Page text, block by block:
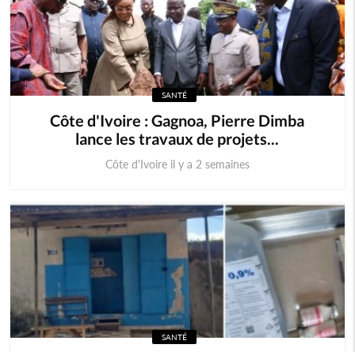
SANTÉ
Côte d'Ivoire : Gagnoa, Pierre Dimba
lance les travaux de projets...
Côte d'Ivoire il y a 2 semaines
SANTÉ